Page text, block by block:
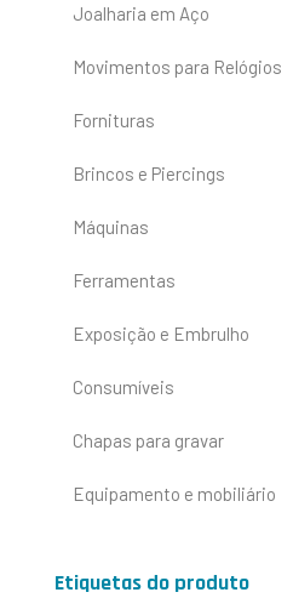
Joalharia em Aço
Movimentos para Relógios
Fornituras
Brincos e Piercings
Máquinas
Ferramentas
Exposição e Embrulho
Consumíveis
Chapas para gravar
Equipamento e mobiliário
Etiquetas do produto